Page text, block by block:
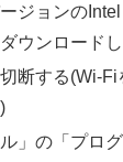
ジョンの
ウンロードし
断する(Wi-
」の「プロ